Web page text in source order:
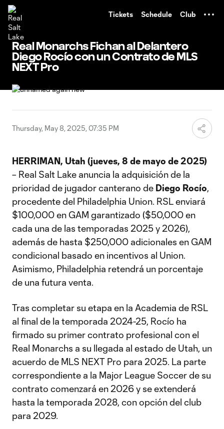
Tickets Schedule Club
Real Monarchs Fichan al Delantero
Diego Rocío con un Contrato de MLS
NEXT Pro
Thursday, May 8, 2025, 07:35 PM
HERRIMAN, Utah (jueves, 8 de mayo de 2025)
– Real Salt Lake anuncia la adquisición de la
prioridad de jugador canterano de Diego Rocío,
procedente del Philadelphia Union. RSL enviará
$100,000 en GAM garantizado ($50,000 en
cada una de las temporadas 2025 y 2026),
además de hasta $250,000 adicionales en GAM
condicional basado en incentivos al Union.
Asimismo, Philadelphia retendrá un porcentaje
de una futura venta.
Tras completar su etapa en la Academia de RSL
al final de la temporada 2024-25, Rocío ha
firmado su primer contrato profesional con el
Real Monarchs a su llegada al estado de Utah, un
acuerdo de MLS NEXT Pro para 2025. La parte
correspondiente a la Major League Soccer de su
contrato comenzará en 2026 y se extenderá
hasta la temporada 2028, con opción del club
para 2029.